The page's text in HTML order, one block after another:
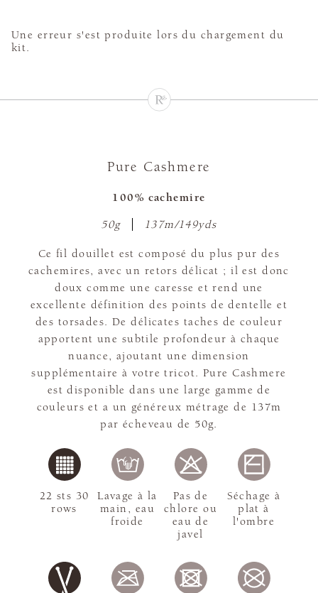
Une erreur s'est produite lors du chargement du
kit.
Pure Cashmere
100% cachemire
50g 137m/149yds
Ce fil douillet est composé du plus pur des
cachemires, avec un retors délicat ; il est donc
doux comme une caresse et rend une
excellente définition des points de dentelle et
des torsades. De délicates taches de couleur
apportent une subtile profondeur à chaque
nuance, ajoutant une dimension
supplémentaire à votre tricot. Pure Cashmere
est disponible dans une large gamme de
couleurs et a un généreux métrage de 137m
par écheveau de 50g.
22 sts 30
rows
Lavage à la
main, eau
froide
Pas de
chlore ou
eau de
javel
Séchage à
plat à
l'ombre